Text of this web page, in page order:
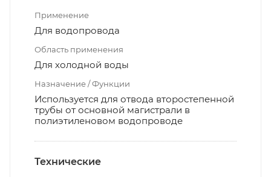
Применение
Для водопровода
Область применения
Для холодной воды
Назначение / Функции
Используется для отвода второстепенной
трубы от основной магистрали в
полиэтиленовом водопроводе
Технические